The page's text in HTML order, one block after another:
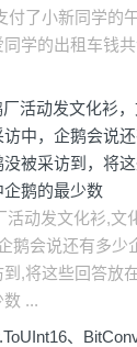
付了小新同学的
学的出租车钱
活动发文化衫
中，企鹅会说
被采访到，将
鹅的最少数
活动发文化衫,文
鹅会说还有多少
,将这些回答放
...
、